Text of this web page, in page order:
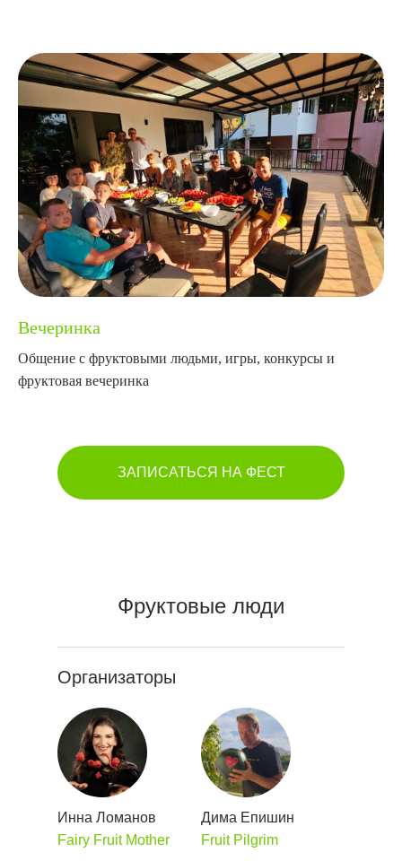
Вечеринка
Общение с фруктовыми людьми, игры, конкурсы и
фруктовая вечеринка
ЗАПИСАТЬСЯ НА ФЕСТ
Фруктовые люди
Организаторы
Дима Епишин
Fruit Pilgrim
Инна Ломанов
Fairy Fruit Mother